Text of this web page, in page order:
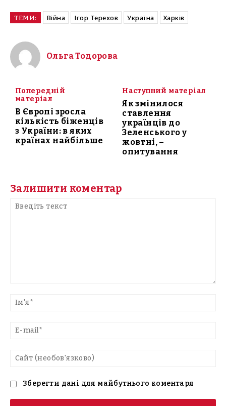
ТЕМИ: Війна Ігор Терехов Україна Харків
Ольга Тодорова
Попередній
матеріал
В Європі зросла
кількість біженців
з України: в яких
країнах найбільше
Наступний матеріал
Як змінилося
ставлення
українців до
Зеленського у
жовтні, –
опитування
Залишити коментар
текст
Зберегти дані для майбутнього коментаря